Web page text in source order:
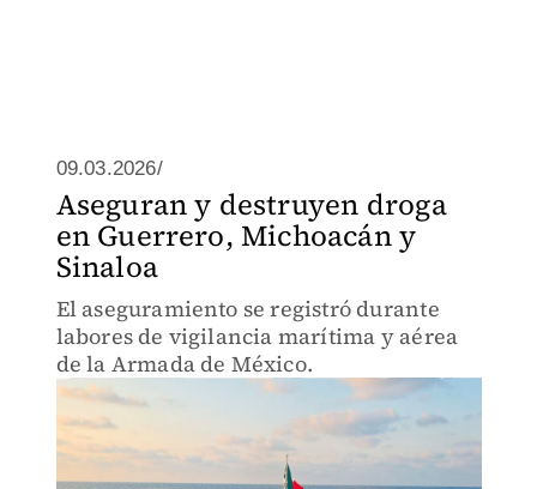
09.03.2026/
Aseguran y destruyen droga
en Guerrero, Michoacán y
Sinaloa
El aseguramiento se registró durante
labores de vigilancia marítima y aérea
de la Armada de México.